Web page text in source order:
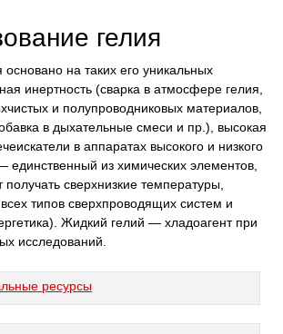
гелия
на таких его уникальных
инертность (сварка в атмосфере гелия,
и полупроводниковых материалов,
в дыхательные смеси и пр.), высокая
в аппаратах высокого и низкого
единственный из химических элементов,
получать сверхнизкие температуры,
типов сверхпроводящих систем и
Жидкий гелий — хладоагент при
исследований.
ресурсы